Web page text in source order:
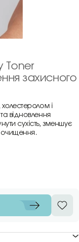
Toner
захисного
і
відновлення
сухість, зменшує
очищення.